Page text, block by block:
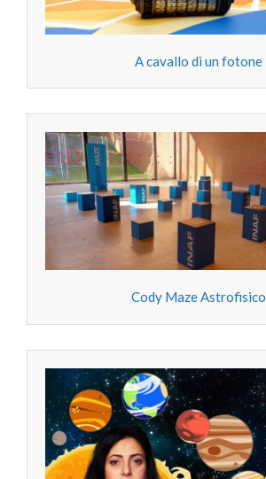
A cavallo di un fotone
Cody Maze Astrofisico